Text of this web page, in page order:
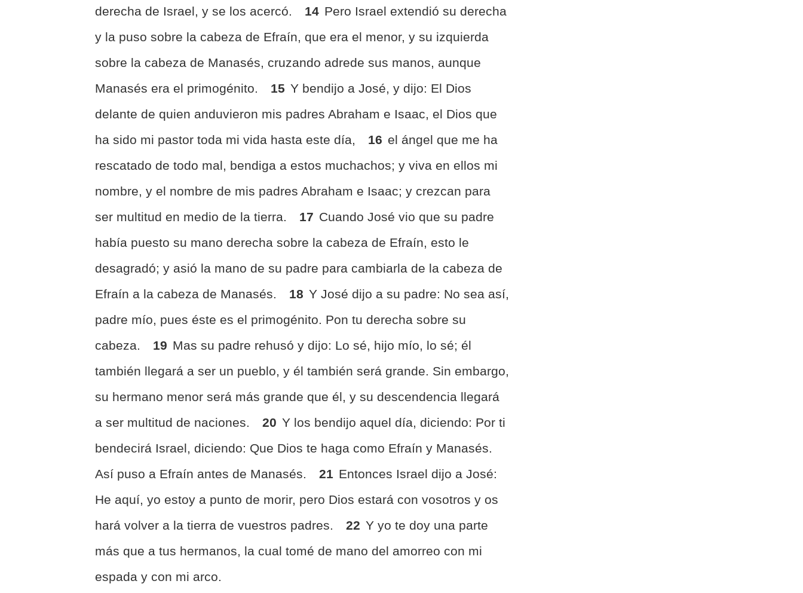
derecha de Israel, y se los acercó.
14 Pero Israel extendió su derecha
y la puso sobre la cabeza de Efraín, que era el menor, y su izquierda
sobre la cabeza de Manasés, cruzando adrede sus manos, aunque
Manasés era el primogénito.
15 Y bendijo a José, y dijo: El Dios
delante de quien anduvieron mis padres Abraham e Isaac, el Dios que
ha sido mi pastor toda mi vida hasta este día,
16 el ángel que me ha
rescatado de todo mal, bendiga a estos muchachos; y viva en ellos mi
nombre, y el nombre de mis padres Abraham e Isaac; y crezcan para
ser multitud en medio de la tierra.
17 Cuando José vio que su padre
había puesto su mano derecha sobre la cabeza de Efraín, esto le
desagradó; y asió la mano de su padre para cambiarla de la cabeza de
Efraín a la cabeza de Manasés.
18 Y José dijo a su padre: No sea así,
padre mío, pues éste es el primogénito. Pon tu derecha sobre su
cabeza.
19 Mas su padre rehusó y dijo: Lo sé, hijo mío, lo sé; él
también llegará a ser un pueblo, y él también será grande. Sin embargo,
su hermano menor será más grande que él, y su descendencia llegará
a ser multitud de naciones.
20 Y los bendijo aquel día, diciendo: Por ti
bendecirá Israel, diciendo: Que Dios te haga como Efraín y Manasés.
Así puso a Efraín antes de Manasés.
21 Entonces Israel dijo a José:
He aquí, yo estoy a punto de morir, pero Dios estará con vosotros y os
hará volver a la tierra de vuestros padres.
22 Y yo te doy una parte
más que a tus hermanos, la cual tomé de mano del amorreo con mi
espada y con mi arco.